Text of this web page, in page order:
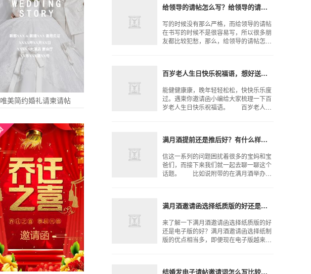
唯美简约婚礼请柬请帖
给领导的请帖怎么写？给领导的请帖要注意什么？
写的时候没有那么严格，而给领导的请帖
在书写的时候不是很容易写，所以很多朋
友都比较犯愁，那么，给领导的请帖怎么
百岁老人生日快乐祝福语，想好送给爷爷奶奶的祝福语没？
能健健康康，晚年轻轻松松，快快乐乐度
过。遇柬你邀请函小编给大家梳理一下百
岁老人生日快乐祝福语。 百岁老人生
满月酒提前还是推后好？有什么样的讲究？
信这一系列的问题困扰着很多的宝妈和宝
爸们，而接下来我们就一起去聊一聊这个
话题。 比如说附带的在满月酒举办之
满月酒邀请函选择纸质版的好还是电子版的好？
来了解一下满月酒邀请函选择纸质版的好
还是电子版的好？满月酒邀请函选择纸制
版的优点相当多，即便现在电子版越来越
结婚发电子请帖邀请词怎么写比较好？有哪些好的邀请词？